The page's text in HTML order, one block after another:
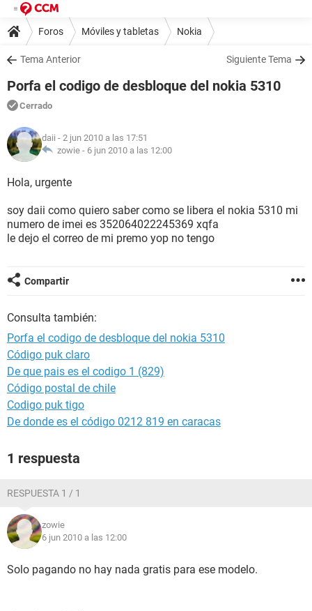
Foros Móviles y tabletas Nokia
Tema Anterior Siguiente Tema
Porfa el codigo de desbloque del nokia 5310
Cerrado
daii - 2 jun 2010 a las 17:51
zowie - 6 jun 2010 a las 12:00
Hola, urgente
soy daii como quiero saber como se libera el nokia 5310 mi
numero de imei es 352064022245369 xqfa
le dejo el correo de mi premo yop no tengo
Compartir
Consulta también:
Porfa el codigo de desbloque del nokia 5310
Código puk claro
De que pais es el codigo 1 (829)
Código postal de chile
Codigo puk tigo
De donde es el código 0212 819 en caracas
1 respuesta
RESPUESTA 1 / 1
zowie
6 jun 2010 a las 12:00
Solo pagando no hay nada gratis para ese modelo.